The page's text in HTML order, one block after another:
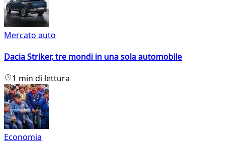
Mercato auto
Dacia Striker, tre mondi in una sola automobile
1 min di lettura
Economia